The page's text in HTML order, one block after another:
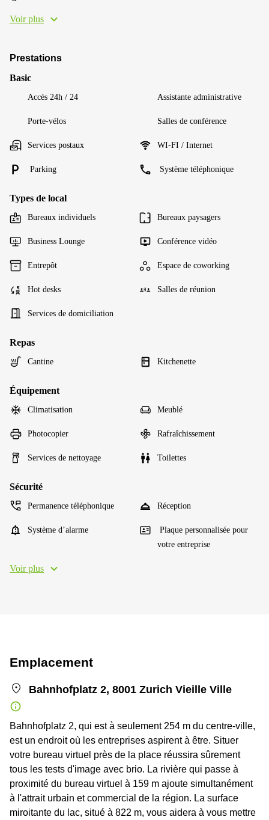
Voir plus
Prestations
Basic
Accès 24h / 24 Assistante administrative
Porte-vélos Salles de conférence
Services postaux WI-FI / Internet
Parking Système téléphonique
Types de local
Bureaux individuels Bureaux paysagers
Business Lounge Conférence vidéo
Entrepôt Espace de coworking
Hot desks Salles de réunion
Services de domiciliation
Repas
Cantine Kitchenette
Équipement
Climatisation Meublé
Photocopier Rafraîchissement
Services de nettoyage Toilettes
Sécurité
Permanence téléphonique Réception
Système d’alarme
Plaque personnalisée pour
votre entreprise
Voir plus
Emplacement
Bahnhofplatz 2, 8001 Zurich Vieille Ville
Bahnhofplatz 2, qui est à seulement 254 m du centre-ville,
est un endroit où les entreprises aspirent à être. Situer
votre bureau virtuel près de la place réussira sûrement
tous les tests d'image avec brio. La rivière qui passe à
proximité du bureau virtuel à 159 m ajoute simultanément
à l'attrait urbain et commercial de la région. La surface
miroitante du lac, situé à 822 m, vous aidera à vous mettre